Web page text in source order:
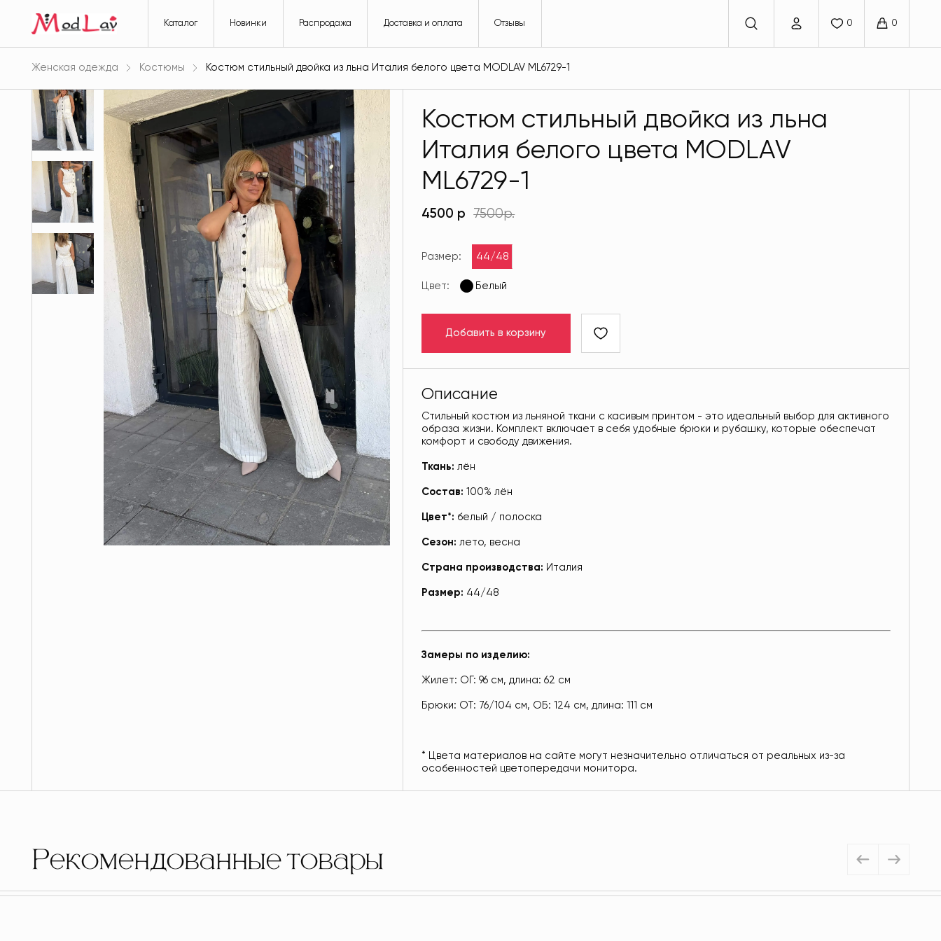
Каталог Новинки Распродажа Доставка и оплата Отзывы
Женская одежда Костюмы Костюм стильный двойка из льна Италия белого цвета MODLAV ML6729-1
Костюм стильный двойка из льна
Италия белого цвета MODLAV
ML6729-1
4500 р 7500р.
Размер: 44/48
Цвет: Белый
Добавить в корзину
Описание
Стильный костюм из льняной ткани с касивым принтом - это идеальный выбор для активного
образа жизни. Комплект включает в себя удобные брюки и рубашку, которые обеспечат
комфорт и свободу движения.
Ткань: лён
Состав: 100% лён
Цвет*: белый / полоска
Сезон: лето, весна
Страна производства: Италия
Размер: 44/48
Замеры по изделию:
Жилет: ОГ: 96 см, длина: 62 см
Брюки: ОТ: 76/104 см, ОБ: 124 см, длина: 111 см
* Цвета материалов на сайте могут незначительно отличаться от реальных из-за
особенностей цветопередачи монитора.
Рекомендованные товары